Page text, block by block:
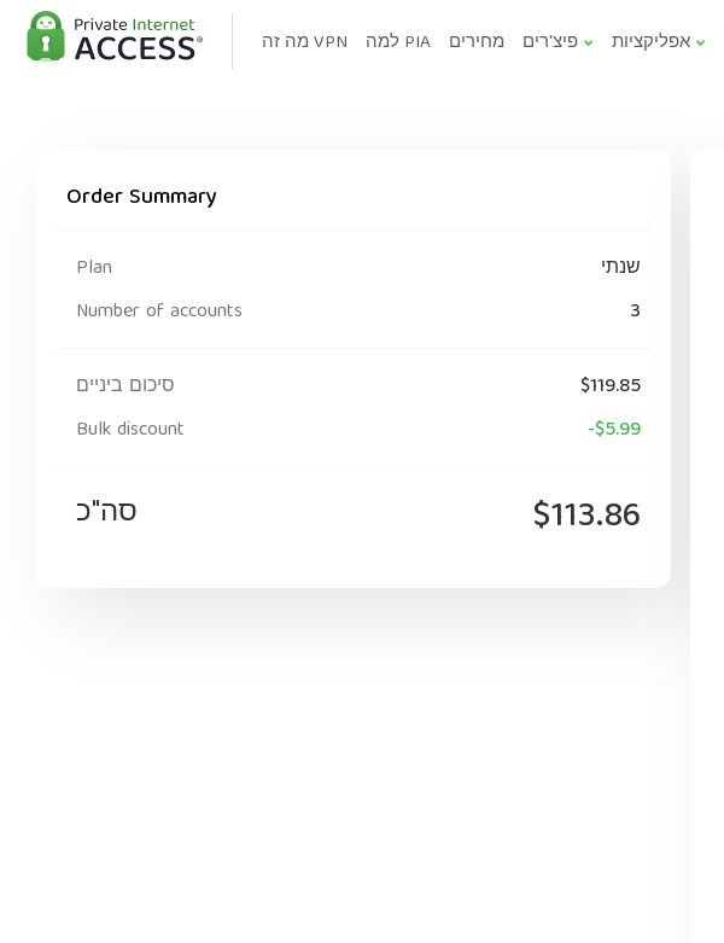
מה זה VPN למה PIA מחירים פיצ'רים אפליקציות
Order Summary
Plan
שנתי
Number of accounts
3
סיכום ביניים
$119.85
Bulk discount
-$5.99
סה"כ $113.86